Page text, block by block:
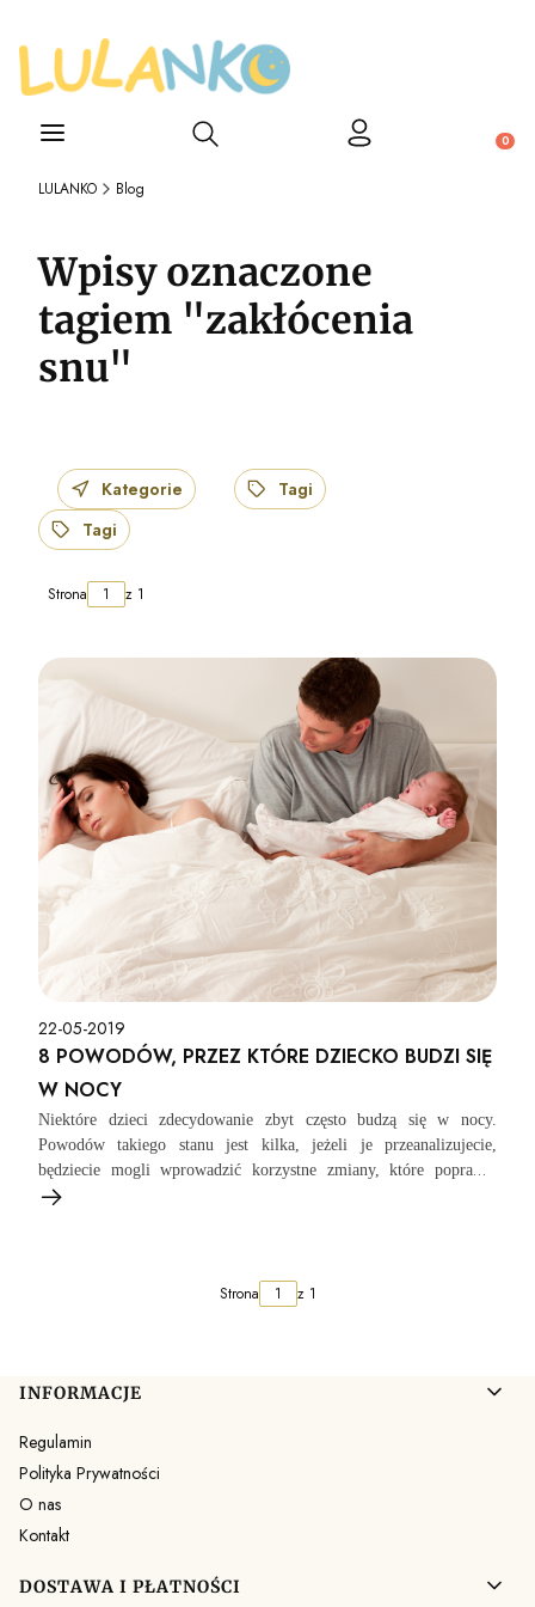
Otwórz wyszukiwarkę
LULANKO Blog
Wpisy oznaczone
tagiem "zakłócenia
snu"
Kategorie
Tagi
Tagi
Strona z 1
22-05-2019
8 POWODÓW, PRZEZ KTÓRE DZIECKO BUDZI SIĘ
W NOCY
Niektóre dzieci zdecydowanie zbyt często budzą się w nocy.
Powodów takiego stanu jest kilka, jeżeli je przeanalizujecie,
będziecie mogli wprowadzić korzystne zmiany, które poprawią
komfort życia zarówno malucha, jak i wasz. Dlaczego dziecko się
Strona z 1
Linki w stopce
INFORMACJE
Regulamin
Polityka Prywatności
O nas
Kontakt
DOSTAWA I PŁATNOŚCI